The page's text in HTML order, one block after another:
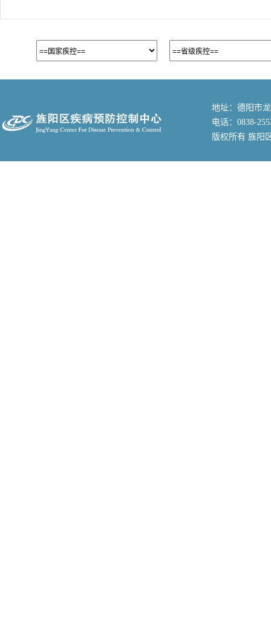
地址：德阳市
电话：0838-
版权所有 旌阳